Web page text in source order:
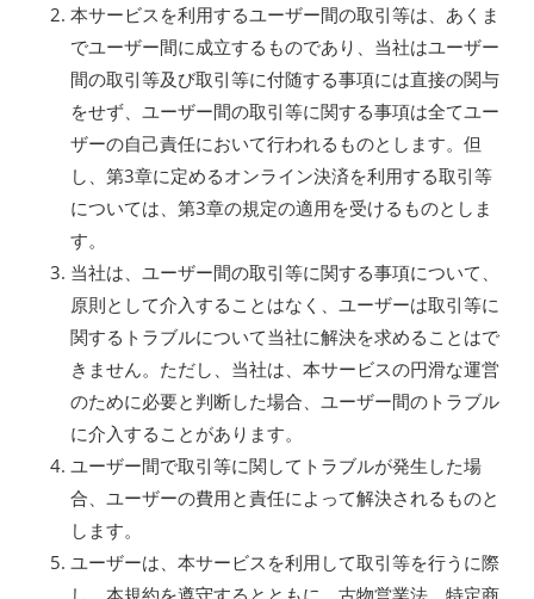
本サービスを利用するユーザー間の取引等は、あくま
でユーザー間に成立するものであり、当社はユーザー
間の取引等及び取引等に付随する事項には直接の関与
をせず、ユーザー間の取引等に関する事項は全てユー
ザーの自己責任において行われるものとします。但
し、第3章に定めるオンライン決済を利用する取引等
については、第3章の規定の適用を受けるものとしま
す。
当社は、ユーザー間の取引等に関する事項について、
原則として介入することはなく、ユーザーは取引等に
関するトラブルについて当社に解決を求めることはで
きません。ただし、当社は、本サービスの円滑な運営
のために必要と判断した場合、ユーザー間のトラブル
に介入することがあります。
ユーザー間で取引等に関してトラブルが発生した場
合、ユーザーの費用と責任によって解決されるものと
します。
ユーザーは、本サービスを利用して取引等を行うに際
し、本規約を遵守するとともに、古物営業法、特定商